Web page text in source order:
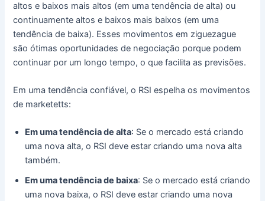
altos e baixos mais altos (em uma tendência de alta) ou
continuamente altos e baixos mais baixos (em uma
tendência de baixa). Esses movimentos em ziguezague
são ótimas oportunidades de negociação porque podem
continuar por um longo tempo, o que facilita as previsões.
Em uma tendência confiável, o RSI espelha os movimentos
de marketetts:
Em uma tendência de alta: Se o mercado está criando
uma nova alta, o RSI deve estar criando uma nova alta
também.
Em uma tendência de baixa: Se o mercado está criando
uma nova baixa, o RSI deve estar criando uma nova